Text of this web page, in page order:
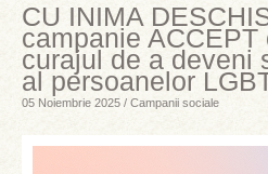
CU INIMA
campanie ACCEPT
curajul de a deveni
al persoanelor
05 Noiembrie 2025 / Campanii sociale